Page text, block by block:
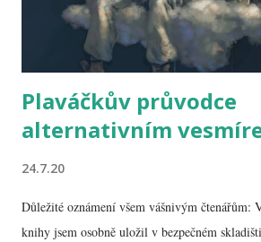
Plaváčkův průvodce
alternativním
24.7.20
Důležité oznámení všem vášnivým čtenářům:
knihy jsem osobně uložil v bezpečném